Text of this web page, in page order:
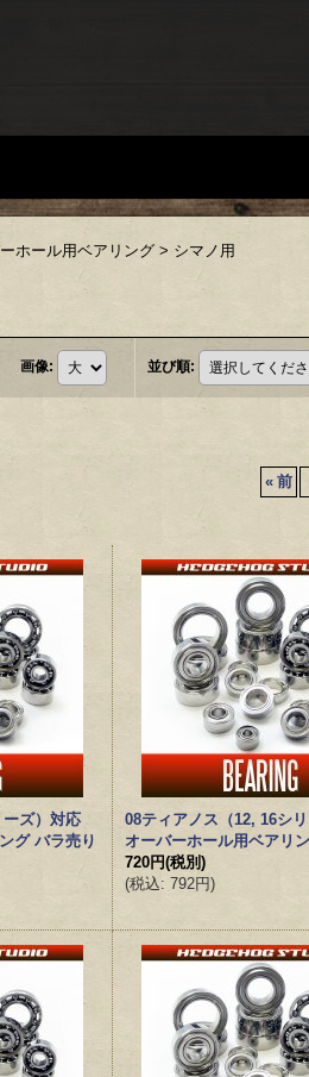
ホール用ベアリング > シマノ用
画像: 並び順:
« 前
ズ）対応
グ バラ売り
08ティアノス（12, 16シ
オーバーホール用ベアリ
720円(税別)
(税込: 792円)